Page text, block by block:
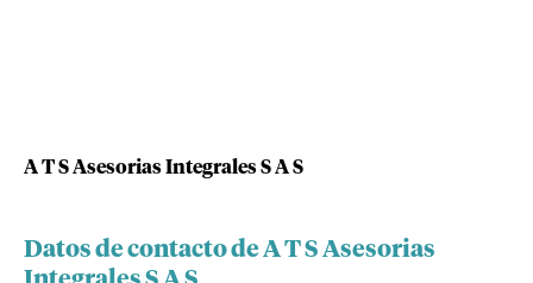
A T S Asesorias Integrales S A S
Datos de contacto de A T S Asesorias